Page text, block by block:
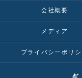
会社概要
メディア
プライバシーポリシ